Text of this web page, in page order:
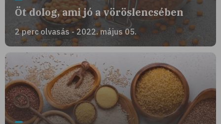
Öt dolog, ami jó a vöröslencsében
2 perc olvasás - 2022. május 05.